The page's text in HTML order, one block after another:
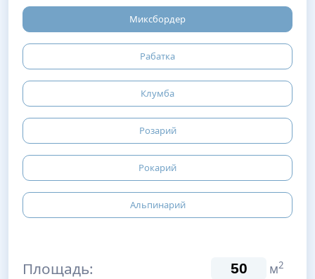
Миксбордер
Рабатка
Клумба
Розарий
Рокарий
Альпинарий
Площадь: м2